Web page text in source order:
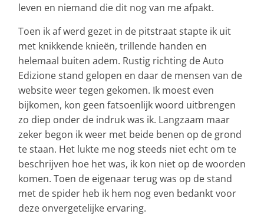
leven en niemand die dit nog van me afpakt.
Toen ik af werd gezet in de pitstraat stapte ik uit
met knikkende knieën, trillende handen en
helemaal buiten adem. Rustig richting de Auto
Edizione stand gelopen en daar de mensen van de
website weer tegen gekomen. Ik moest even
bijkomen, kon geen fatsoenlijk woord uitbrengen
zo diep onder de indruk was ik. Langzaam maar
zeker begon ik weer met beide benen op de grond
te staan. Het lukte me nog steeds niet echt om te
beschrijven hoe het was, ik kon niet op de woorden
komen. Toen de eigenaar terug was op de stand
met de spider heb ik hem nog even bedankt voor
deze onvergetelijke ervaring.